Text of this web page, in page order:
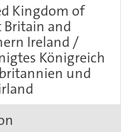
Kingdom of
Britain and
Ireland /
Königreich
und